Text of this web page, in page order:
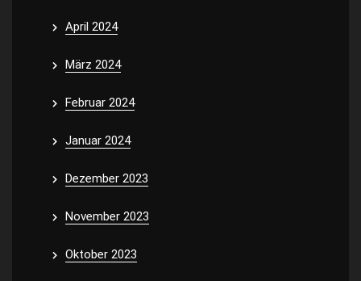
April 2024
März 2024
Februar 2024
Januar 2024
Dezember 2023
November 2023
Oktober 2023